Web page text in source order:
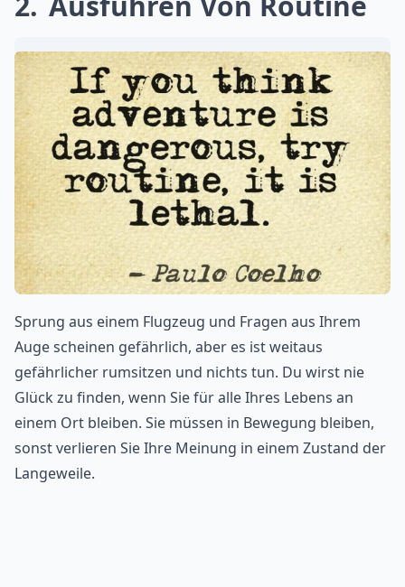
Sprung aus einem Flugzeug und Fragen aus Ihrem
Auge scheinen gefährlich, aber es ist weitaus
gefährlicher rumsitzen und nichts tun. Du wirst nie
Glück zu finden, wenn Sie für alle Ihres Lebens an
einem Ort bleiben. Sie müssen in Bewegung bleiben,
sonst verlieren Sie Ihre Meinung in einem Zustand der
Langeweile.